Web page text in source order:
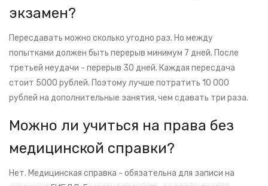
экзамен?
Пересдавать можно сколько угодно раз. Но между
попытками должен быть перерыв минимум 7 дней. После
третьей неудачи - перерыв 30 дней. Каждая пересдача
стоит 5000 рублей. Поэтому лучше потратить 10 000
рублей на дополнительные занятия, чем сдавать три раза.
Можно ли учиться на права без
медицинской справки?
Нет. Медицинская справка - обязательна для записи на